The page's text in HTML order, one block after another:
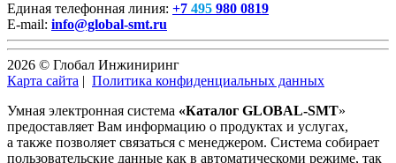
Единая телефонная линия: +7 495 980 0819
E-mail: info@global-smt.ru
2026 © Глобал Инжиниринг
Карта сайта | Политика конфиденциальных данных
Умная электронная система «Каталог GLOBAL-SMT»
предоставляет Вам информацию о продуктах и услугах,
а также позволяет связаться с менеджером. Система собирает
пользовательские данные как в автоматическоми режиме, так